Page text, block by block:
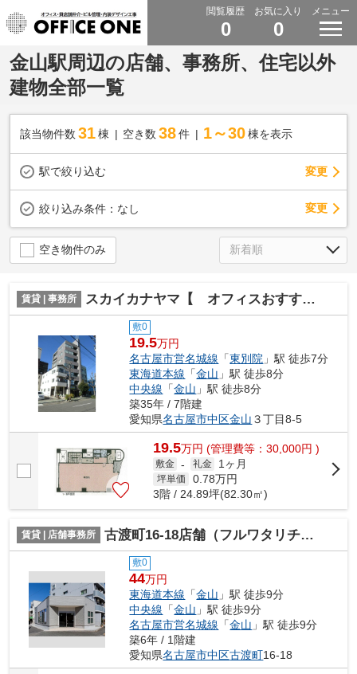
閲覧履歴
0
お気に入り
0
メニュー
金山駅周辺の店舗、事務所、住宅以外
建物全部一覧
該当物件数 31棟 空き数 38 件 1～30 棟を表示
駅で絞り込む 変更
絞り込み条件： なし 変更
空き物件のみ
賃貸 | 事務所 スカイカナヤマ【 オフィスおすすめ 】
敷0
19.5万円
名古屋市営名城線 「東別院 」駅 徒歩7分
東海道本線 「金山 」駅 徒歩8分
中央線 「金山 」駅 徒歩8分
築35年 / 7階建
愛知県名古屋市中区金山 ３丁目8-5
19.5万円 (管理費等：30,000円 )
敷金 - 礼金 1ヶ月
坪単価 0.78万円
3階 / 24.89坪(82.30㎡)
賃貸 | 店舗事務所 古渡町16-18店舗（フルワタリチョウ16-18テンポ）【 1階路面店 】
敷0
44万円
東海道本線 「金山 」駅 徒歩9分
中央線 「金山 」駅 徒歩9分
名古屋市営名城線 「金山 」駅 徒歩9分
築6年 / 1階建
愛知県名古屋市中区古渡町16-18